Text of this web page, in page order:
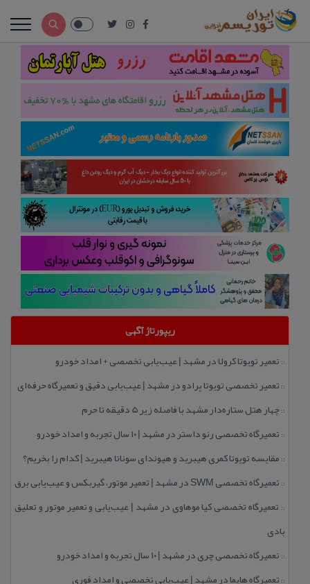
ریپورتاژ آگهی
:: تعمیر تویوتا كرولا در مشهد | عیب‌یابی تخصصی + امداد خودرو
:: تعمیر تخصصی تویوتا پرادو در مشهد | عیب‌یابی دقیق و تعمیرگاه حرفه‌ای
::چهار هتل‌ ستاره‌دار مشهد با فاصله زیر 5 دقیقه تا حرم
:: تعمیرگاه تخصصی رنو داستر در مشهد | ۱۰ سال تجربه و امداد خودرو
:: مقایسه تویوتا كمری هیبرید و هیوندای سوناتا هیبرید | كدام را بخریم؟
:: تعمیرگاه تخصصی SWM در مشهد | تعمیر موتور، گیربكس و عیب‌یابی برق
:: تعمیرگاه تخصصی كیا موهاوی در مشهد | عیب‌یابی و تعمیر موتور و تعلیق
بادی
:: تعمیرگاه تخصصی چری در مشهد | ۱۰ سال تجربه و امداد خودرو
:: تعمیرگاه هایما در مشهد | عیب‌یابی تخصصی و امداد فوری